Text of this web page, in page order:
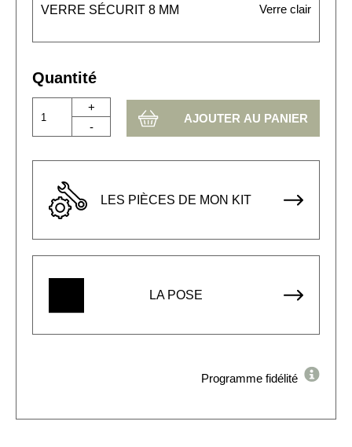
VERRE SÉCURIT 8 MM Verre clair
Quantité
+
-
LES PIÈCES DE MON KIT
LA POSE
Programme fidélité